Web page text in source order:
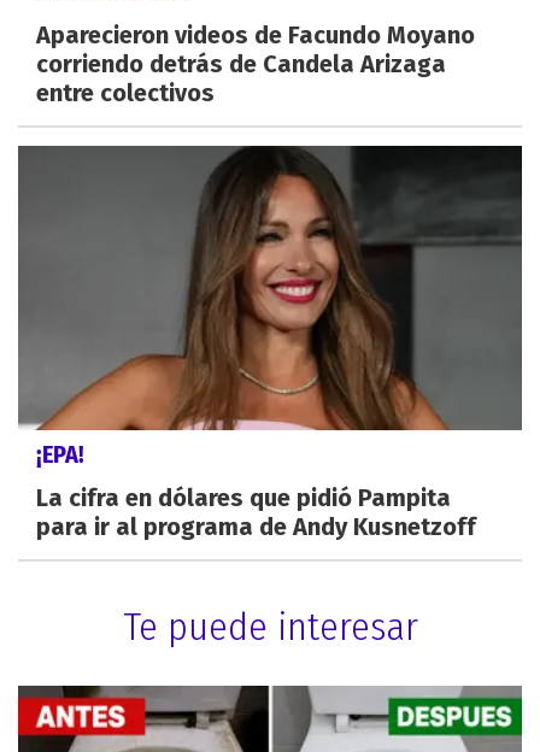
Aparecieron videos de Facundo Moyano
corriendo detrás de Candela Arizaga
entre colectivos
¡EPA!
La cifra en dólares que pidió Pampita
para ir al programa de Andy Kusnetzoff
Te puede interesar